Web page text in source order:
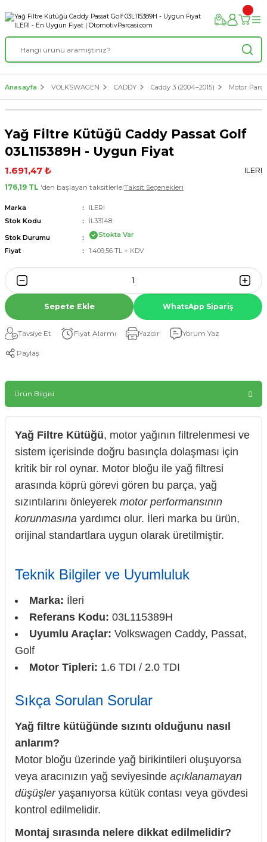
Anasayfa VOLKSWAGEN CADDY Caddy 3 (2004–2015) Motor
Yağ Filtre Kütüğü Caddy Passat Golf
03L115389H - Uygun Fiyat
1.691,47 ₺
ILERI
176,19 TL 'den başlayan taksitlerle!Taksit Seçenekleri
Marka
ILERI
Stok Kodu
İL33148
Stok Durumu
Stokta Var
Fiyat
1.409,56 TL + KDV
Sepete Ekle WhatsApp Sipariş
Tavsiye Et Fiyat Alarmı Yazdır Yorum Yaz
Paylaş
Ürün Bilgisi
Yağ Filtre Kütüğü, motor yağının filtrelenmesi ve
sistem içerisinde doğru basınçla dolaşması için
kritik bir rol oynar. Motor bloğu ile yağ filtresi
arasında köprü görevi gören bu parça, yağ
sızıntılarını önleyerek motor performansının
korunmasına yardımcı olur. İleri marka bu ürün,
orijinal standartlara uygun olarak üretilmiştir.
Teknik Bilgiler ve Uyumluluk
Marka: İleri
Referans Kodu: 03L115389H
Uyumlu Araçlar: Volkswagen Caddy, Passat,
Golf
Motor Tipleri: 1.6 TDI / 2.0 TDI
Sıkça Sorulan Sorular
Yağ filtre kütüğünde sızıntı olduğunu nasıl
anlarım?
Motor bloğu üzerinde yağ birikintileri oluşuyorsa
veya aracınızın yağ seviyesinde açıklanamayan
düşüşleryaşanıyorsa kütük contası veya gövdesi
kontrol edilmelidir.
Montaj sırasında nelere dikkat edilmelidir?